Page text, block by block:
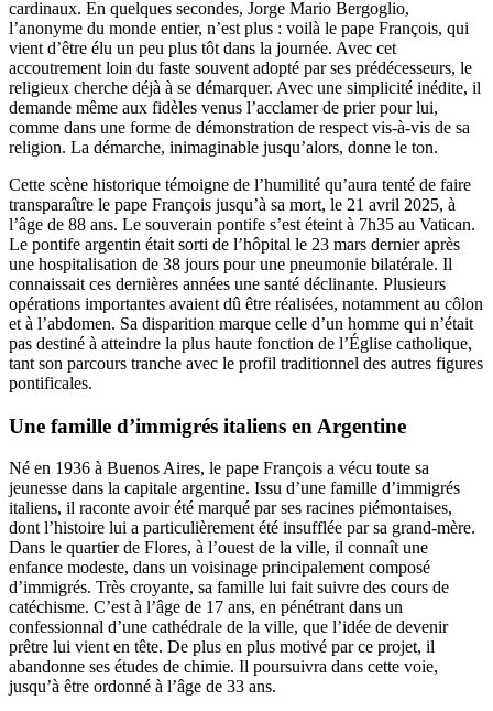
cardinaux. En quelques secondes, Jorge Mario Bergoglio,
l’anonyme du monde entier, n’est plus : voilà le pape François, qui
vient d’être élu un peu plus tôt dans la journée. Avec cet
accoutrement loin du faste souvent adopté par ses prédécesseurs, le
religieux cherche déjà à se démarquer. Avec une simplicité inédite, il
demande même aux fidèles venus l’acclamer de prier pour lui,
comme dans une forme de démonstration de respect vis-à-vis de sa
religion. La démarche, inimaginable jusqu’alors, donne le ton.
Cette scène historique témoigne de l’humilité qu’aura tenté de faire
transparaître le pape François jusqu’à sa mort, le 21 avril 2025, à
l’âge de 88 ans. Le souverain pontife s’est éteint à 7h35 au Vatican.
Le pontife argentin était sorti de l’hôpital le 23 mars dernier après
une hospitalisation de 38 jours pour une pneumonie bilatérale. Il
connaissait ces dernières années une santé déclinante. Plusieurs
opérations importantes avaient dû être réalisées, notamment au côlon
et à l’abdomen. Sa disparition marque celle d’un homme qui n’était
pas destiné à atteindre la plus haute fonction de l’Église catholique,
tant son parcours tranche avec le profil traditionnel des autres figures
pontificales.
Une famille d’immigrés italiens en Argentine
Né en 1936 à Buenos Aires, le pape François a vécu toute sa
jeunesse dans la capitale argentine. Issu d’une famille d’immigrés
italiens, il raconte avoir été marqué par ses racines piémontaises,
dont l’histoire lui a particulièrement été insufflée par sa grand-mère.
Dans le quartier de Flores, à l’ouest de la ville, il connaît une
enfance modeste, dans un voisinage principalement composé
d’immigrés. Très croyante, sa famille lui fait suivre des cours de
catéchisme. C’est à l’âge de 17 ans, en pénétrant dans un
confessionnal d’une cathédrale de la ville, que l’idée de devenir
prêtre lui vient en tête. De plus en plus motivé par ce projet, il
abandonne ses études de chimie. Il poursuivra dans cette voie,
jusqu’à être ordonné à l’âge de 33 ans.